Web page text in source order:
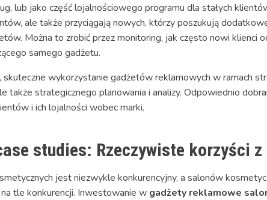
lub jako część lojalnościowego programu dla stałych
ale także przyciągają nowych, którzy poszukują
Można to zrobić przez monitoring, jak często nowi klienci
samego gadżetu.
skuteczne wykorzystanie gadżetów reklamowych w ramach
także strategicznego planowania i analizy. Odpowiednio
i ich lojalności wobec marki.
studies: Rzeczywiste korzyści
jest niezwykle konkurencyjny, a salonów
tle konkurencji. Inwestowanie w gadżety reklamowe